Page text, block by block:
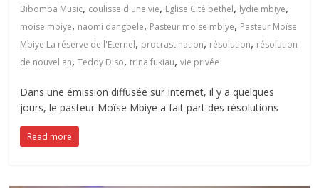
Bibomba Music, coulisse d'une vie, Eglise Cité bethel, lydie mbiye,
moise mbiye, naomi dangbele, Pasteur moise mbiye, Pasteur Moïse
Mbiye La réserve de l'Eternel, procrastination, résolution, résolution
de nouvel an,Teddy Diso,trina fukiau,vie privée
Dans une émission diffusée sur Internet, il y a quelques
jours, le pasteur Moïse Mbiye a fait part des résolutions
Read more